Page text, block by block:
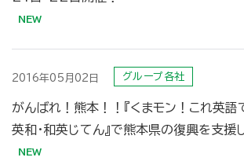
2016年05月02日 グループ各社
がんばれ！熊本！！『くまモン！これ英語
英和・和英じてん』で熊本県の復興を支援